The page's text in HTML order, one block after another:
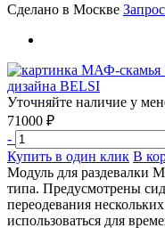
Сделано в Москве
Уточняйте наличие у
71000 ₽
-
Купить в один клик В
Модуль для раздевалки
типа. Предусмотрены
переодевания
использоваться для